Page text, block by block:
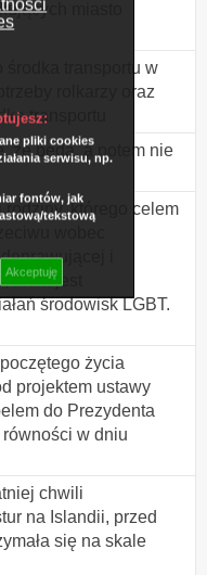
pliki cookies
serwisu, np.
fontów, jak
tekstową
Akceptuję
miasto
środka transportu w
rolkarzy oraz
transportu
że będą, a potem nie
którego celem
wobec
i
która jest
środowisk LGBT.
życia
projektem ustawy
do Prezydenta
równości w dniu
chwili
na Islandii, przed
się na skale